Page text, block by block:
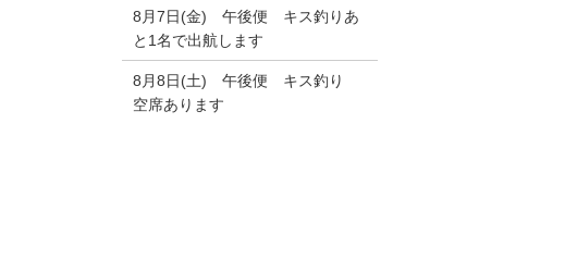
8月7日(金) 午後便 キス釣りあ
と1名で出航します
8月8日(土) 午後便 キス釣り
空席あります